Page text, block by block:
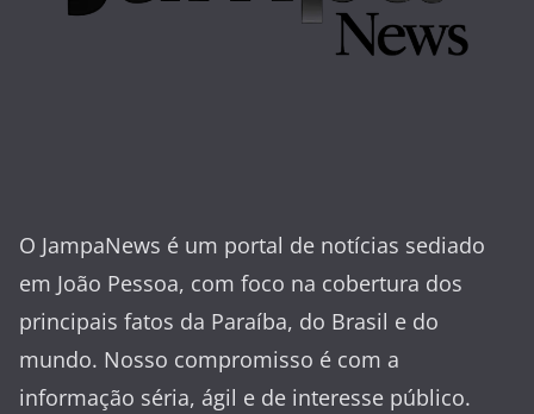
O JampaNews é um portal de notícias sediado
em João Pessoa, com foco na cobertura dos
principais fatos da Paraíba, do Brasil e do
mundo. Nosso compromisso é com a
informação séria, ágil e de interesse público.